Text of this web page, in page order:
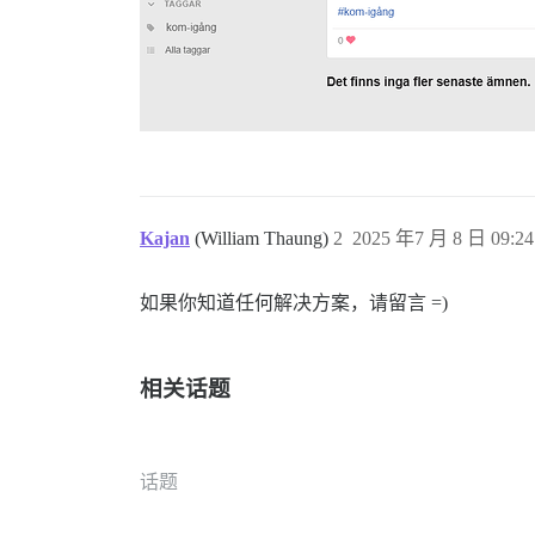
Kajan (William Thaung) 2025 年7 月 8 日 09:24
2
如果你知道任何解决方案，请留言 =)
相关话题
话题